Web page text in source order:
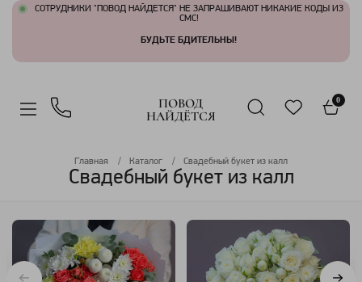
СОТРУДНИКИ "ПОВОД НАЙДЕТСЯ" НЕ ЗАПРАШИВАЮТ НИКАКИЕ КОДЫ ИЗ
СМС!
БУДЬТЕ БДИТЕЛЬНЫ!
ПОВОД
НАЙДЁТСЯ
0
Главная Каталог Свадебный букет из калл
Свадебный букет из калл